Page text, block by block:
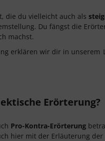
die du vielleicht auch als
Du fängst die
machst.
erklären wir dir in unserem
Erörterung?
Pro-Kontra-Erörterung
hier mit der Erläuterung